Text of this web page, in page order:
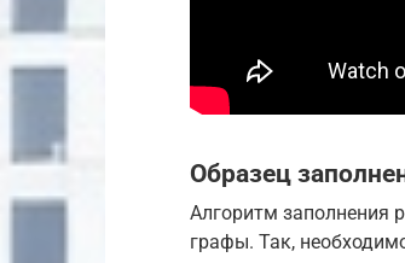
Образец
Алгоритм заполнения
графы. Так,